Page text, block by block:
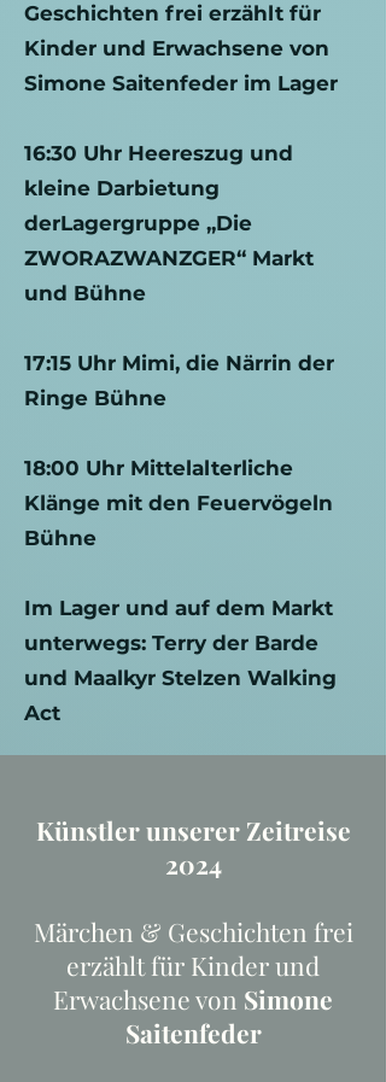
Geschichten frei erzählt für
Kinder und Erwachsene von
Simone Saitenfeder im Lager
16:30 Uhr Heereszug und
kleine Darbietung
derLagergruppe „Die
ZWORAZWANZGER“ Markt
und Bühne
17:15 Uhr Mimi, die Närrin der
Ringe Bühne
18:00 Uhr Mittelalterliche
Klänge mit den Feuervögeln
Bühne
Im Lager und auf dem Markt
unterwegs: Terry der Barde
und Maalkyr Stelzen Walking
Act
Künstler unserer Zeitreise
2024
Märchen & Geschichten frei
erzählt für Kinder und
Erwachsene von Simone
Saitenfeder